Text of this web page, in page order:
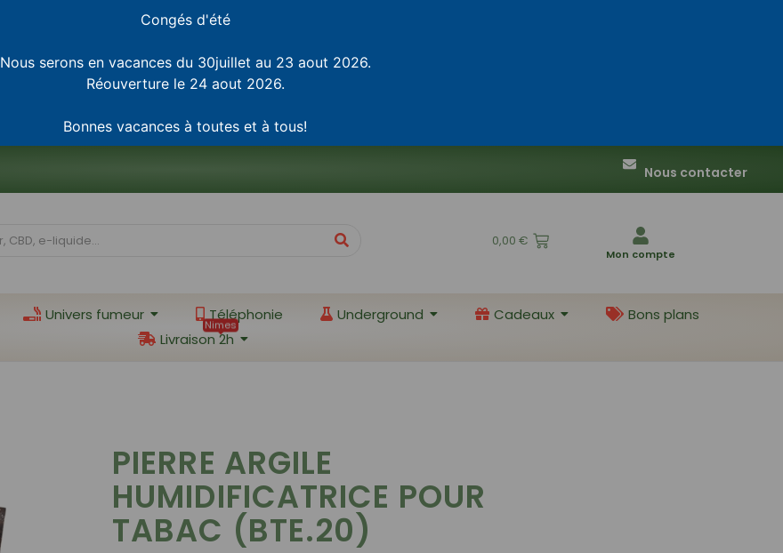
Congés d'été
Nous serons en vacances du 30juillet au 23 aout 2026.
Réouverture le 24 aout 2026.
Bonnes vacances à toutes et à tous!
Nous contacter
0,00 €
Mon compte
Univers fumeur Téléphonie Underground Cadeaux
Bons plans
Livraison 2h
Nimes
PIERRE ARGILE
HUMIDIFICATRICE POUR
TABAC (BTE.20)